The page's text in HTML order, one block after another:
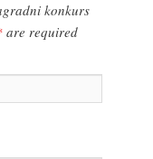
konkurs
are required